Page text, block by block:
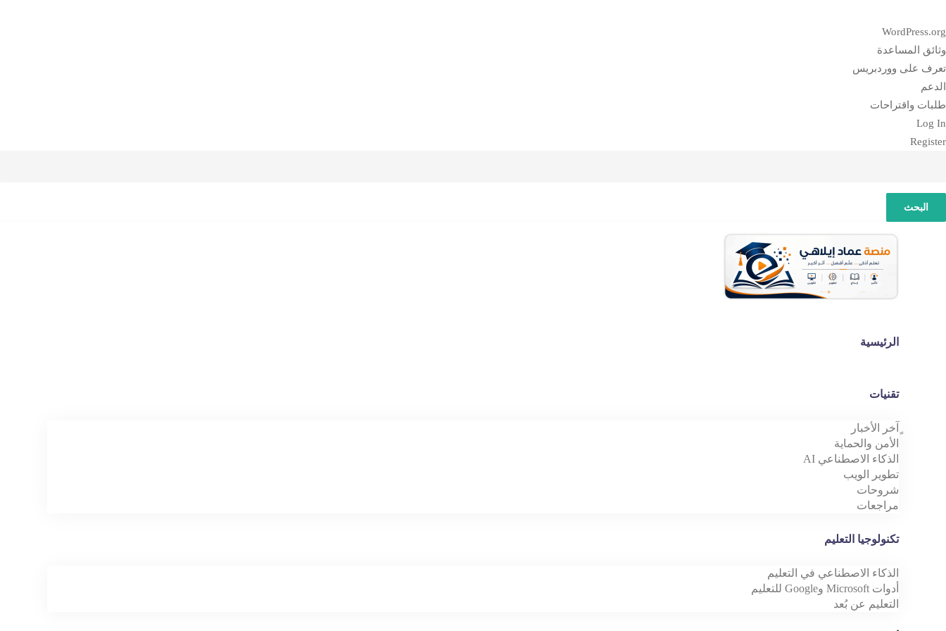
نبذة
عن
ووردبريس
WordPress.org
وثائق المساعدة
تعرف على ووردبريس
الدعم
طلبات واقتراحات
Log In
Register
البحث
الرئيسية
تقنيات
ٍآخر الأخبار
الأمن والحماية
الذكاء الاصطناعي AI
تطوير الويب
شروحات
مراجعات
تكنولوجيا التعليم
الذكاء الاصطناعي في التعليم
أدوات Microsoft وGoogle للتعليم
التعليم عن بُعد